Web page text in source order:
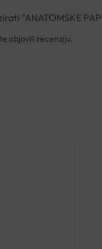
“ANATOMSKE
objavili recenziju.